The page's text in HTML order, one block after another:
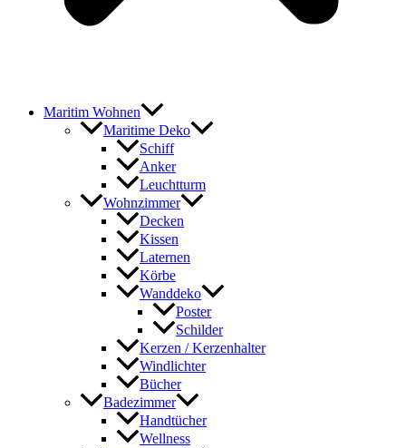
Maritim Wohnen
Maritime Deko
Schiff
Anker
Leuchtturm
Wohnzimmer
Decken
Kissen
Laternen
Körbe
Wanddeko
Poster
Schilder
Kerzen / Kerzenhalter
Windlichter
Bücher
Badezimmer
Handtücher
Wellness